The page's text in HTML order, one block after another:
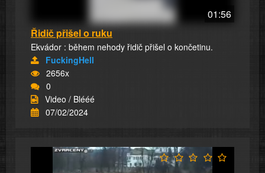
01:56
Řidič přišel o ruku
Ekvádor : během nehody řidič přišel o končetinu.
FuckingHell
2656x
0
Video / Blééé
07/02/2024